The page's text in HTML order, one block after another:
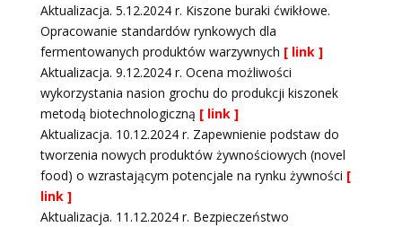
Aktualizacja. 5.12.2024 r. Kiszone buraki ćwikłowe.
Opracowanie standardów rynkowych dla
fermentowanych produktów warzywnych [ link ]
Aktualizacja. 9.12.2024 r. Ocena możliwości
wykorzystania nasion grochu do produkcji kiszonek
metodą biotechnologiczną [ link ]
Aktualizacja. 10.12.2024 r. Zapewnienie podstaw do
tworzenia nowych produktów żywnościowych (novel
food) o wzrastającym potencjale na rynku żywności [
link ]
Aktualizacja. 11.12.2024 r. Bezpieczeństwo